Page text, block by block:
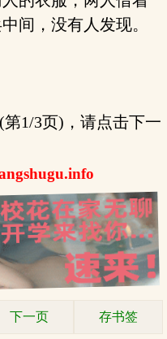
间，没有人发现。
1/3页)，请点击下一
下一页 存书签